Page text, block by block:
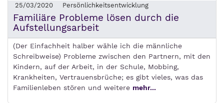
25/03/2020 Persönlichkeitsentwicklung
Familiäre Probleme lösen durch die
Aufstellungsarbeit
(Der Einfachheit halber wähle ich die männliche
Schreibweise) Probleme zwischen den Partnern, mit den
Kindern, auf der Arbeit, in der Schule, Mobbing,
Krankheiten, Vertrauensbrüche; es gibt vieles, was das
Familienleben stören und weitere mehr...